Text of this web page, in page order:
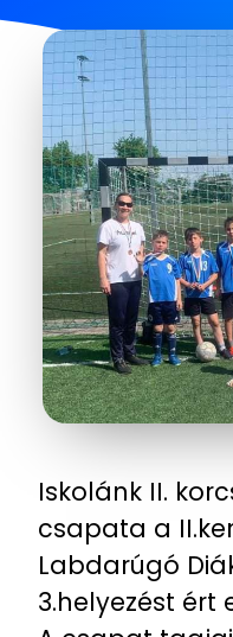
Iskolánk II.
csapata a
Labdarúgó
3.helyezést ért